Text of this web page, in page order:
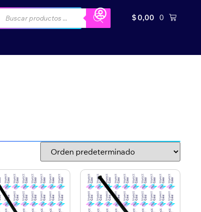
$0,00 0